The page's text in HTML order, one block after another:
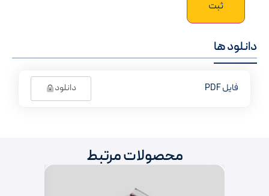
دانلود ها
فایل PDF دانلود
محصولات مرتبط